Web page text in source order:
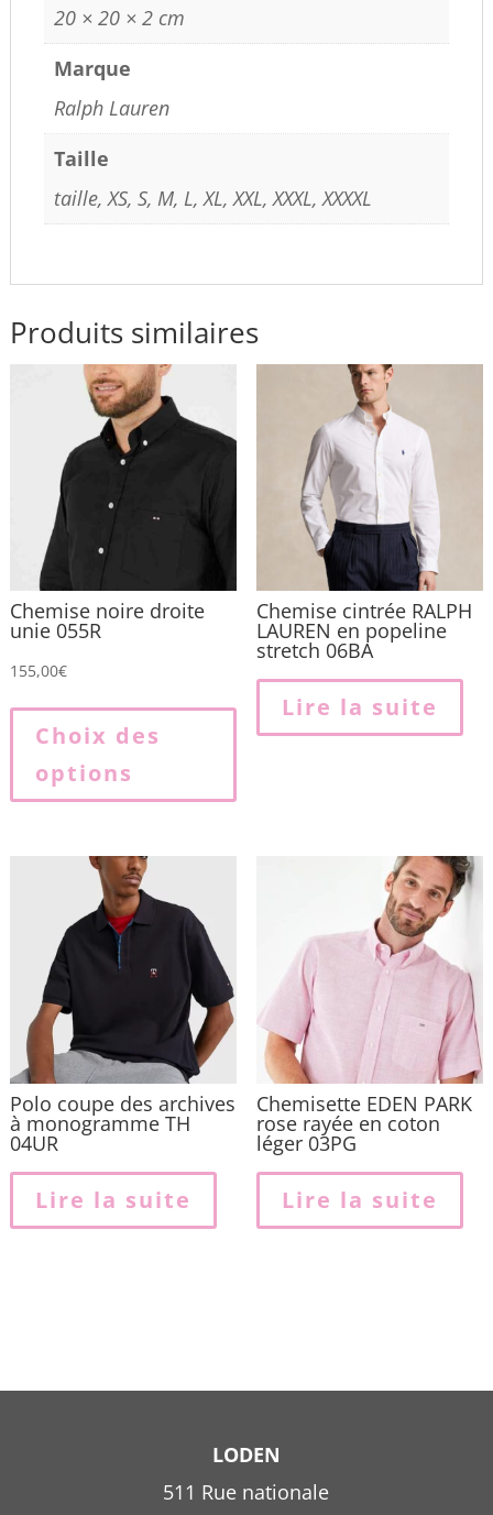
20 × 20 × 2 cm
Marque
Ralph Lauren
Taille
taille, XS, S, M, L, XL, XXL, XXXL, XXXXL
Produits similaires
Chemise noire droite
unie 055R
155,00€
Choix des
options
produit
choisies
page
produit
Chemise cintrée RALPH
LAUREN en popeline
stretch 06BA
Lire la suite
Polo coupe des archives
à monogramme TH
04UR
Lire la suite
Chemisette EDEN PARK
rose rayée en coton
léger 03PG
Lire la suite
LODEN
511 Rue nationale